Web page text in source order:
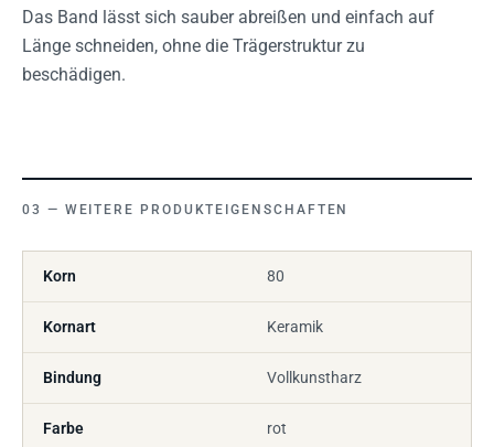
Das Band lässt sich sauber abreißen und einfach auf
Länge schneiden, ohne die Trägerstruktur zu
beschädigen.
WEITERE PRODUKTEIGENSCHAFTEN
Korn 80
Kornart Keramik
Bindung Vollkunstharz
Farbe rot